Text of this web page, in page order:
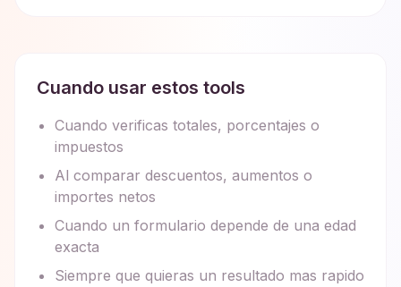
Cuando usar estos tools
Cuando verificas totales, porcentajes o
impuestos
Al comparar descuentos, aumentos o
importes netos
Cuando un formulario depende de una edad
exacta
Siempre que quieras un resultado mas rapido